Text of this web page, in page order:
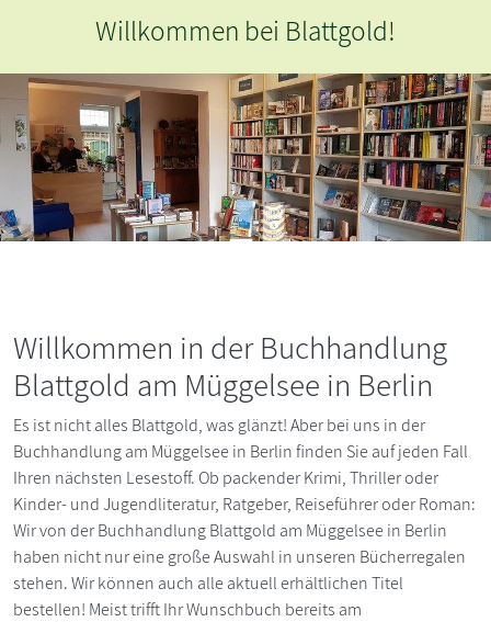
Bestseller & literarische Schätze
Willkommen in der Buchhandlung
Blattgold am Müggelsee in Berlin
Es ist nicht alles Blattgold, was glänzt! Aber bei uns in der
Buchhandlung am Müggelsee in Berlin finden Sie auf jeden Fall
Ihren nächsten Lesestoff. Ob packender Krimi, Thriller oder
Kinder- und Jugendliteratur, Ratgeber, Reiseführer oder Roman:
Wir von der Buchhandlung Blattgold am Müggelsee in Berlin
haben nicht nur eine große Auswahl in unseren Bücherregalen
stehen. Wir können auch alle aktuell erhältlichen Titel
bestellen! Meist trifft Ihr Wunschbuch bereits am